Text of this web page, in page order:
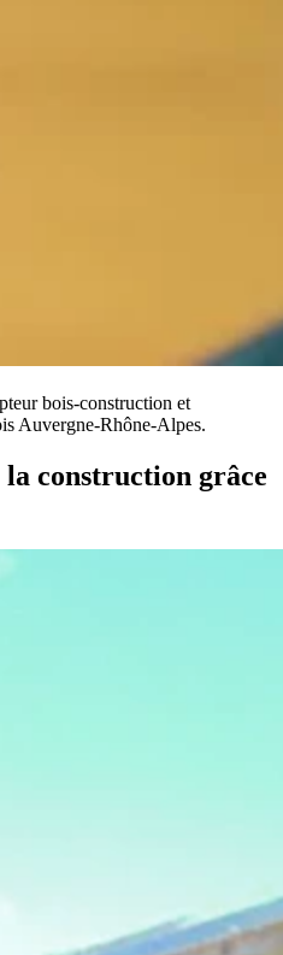
bois-construction et
Auvergne-Rhône-Alpes.
construction grâce